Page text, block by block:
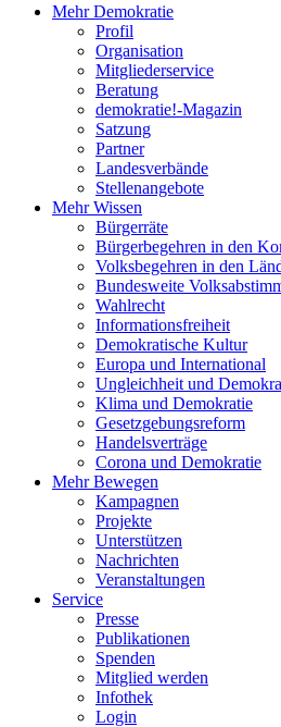
Mehr Demokratie
Profil
Organisation
Mitgliederservice
Beratung
demokratie!-Magazin
Satzung
Partner
Landesverbände
Stellenangebote
Mehr Wissen
Bürgerräte
Bürgerbegehren in den
Volksbegehren in den
Bundesweite
Wahlrecht
Informationsfreiheit
Demokratische Kultur
Europa und International
Ungleichheit und
Klima und Demokratie
Gesetzgebungsreform
Handelsverträge
Corona und Demokratie
Mehr Bewegen
Kampagnen
Projekte
Unterstützen
Nachrichten
Veranstaltungen
Service
Presse
Publikationen
Spenden
Mitglied werden
Infothek
Login